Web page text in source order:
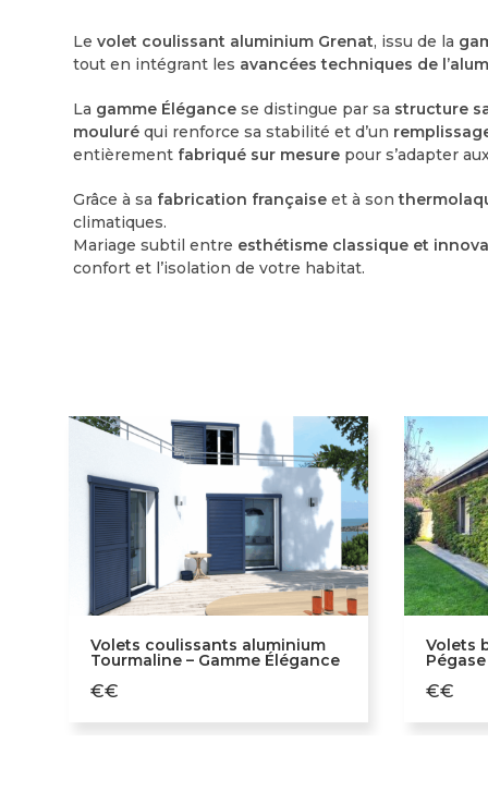
Levolet coulissant aluminium Grenat, issu de la
tout en intégrant les avancées techniques de
La gamme Élégance se distingue par sa structure
mouluré qui renforce sa stabilité et d’un
entièrement fabriqué sur mesure pour s’adapter
Grâce à sa fabrication française et à son
climatiques.
Mariage subtil entre esthétisme classique et
confort et l’isolation de votre habitat.
Volets coulissants aluminium
Tourmaline – Gamme Élégance
€€
Volets
€€